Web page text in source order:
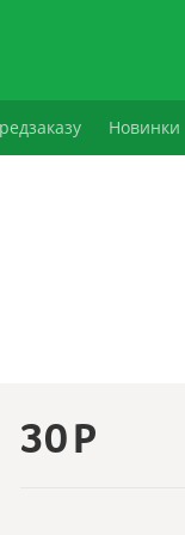
Новинки
30Р